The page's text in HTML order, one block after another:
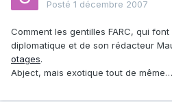
Posté 1 décembre 2007
Comment les gentilles FARC, qui
diplomatique et de son rédacteur
otages.
Abject, mais exotique tout de même…